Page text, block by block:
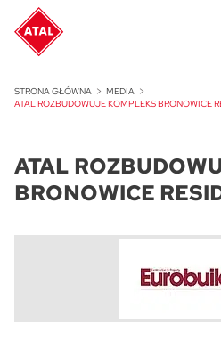
STRONA GŁÓWNA
MEDIA
ATAL ROZBUDOWUJE KOMPLEKS BRONOWICE
ATAL
BRONOWICE
ATAL Unii Lubelskiej
ATAL Ville przy Białej